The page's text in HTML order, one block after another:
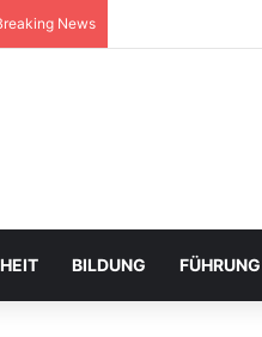
News
BILDUNG